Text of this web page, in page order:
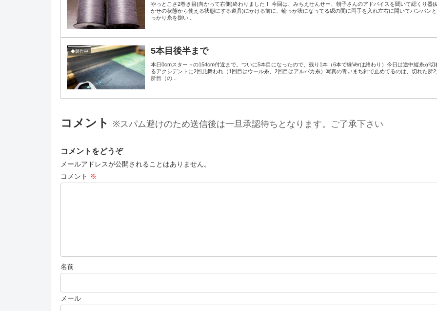
やっとこさ2巻き目(向かって右側)終わりました！ 今回は、みちえせんせー、朝子さんのアドバイスを聞いて綛くり器(
かせの状態から使える状態にする道具)にかける前に、輪っか状になってる綛の間に両手を入れ左右に開いてパンパンと
っかり糸を捌い...
◆製作中 5本目後半まで
本日0cmスタートの154cm付近まで。ついに5本目になったので、残り1本（6本で緑Verは終わり）今日は途中縦糸が切
るアクシデントに2回見舞われ（1回目はウール糸、2回目はアルパカ糸）写真の青いまち針で止めてるのは、切れた所2
所目（の...
コメント ※スパム避けのため送信後は一旦承認待ちとなります。ご了承下さい
コメントをどうぞ
メールアドレスが公開されることはありません。
コメント ※
名前
メール